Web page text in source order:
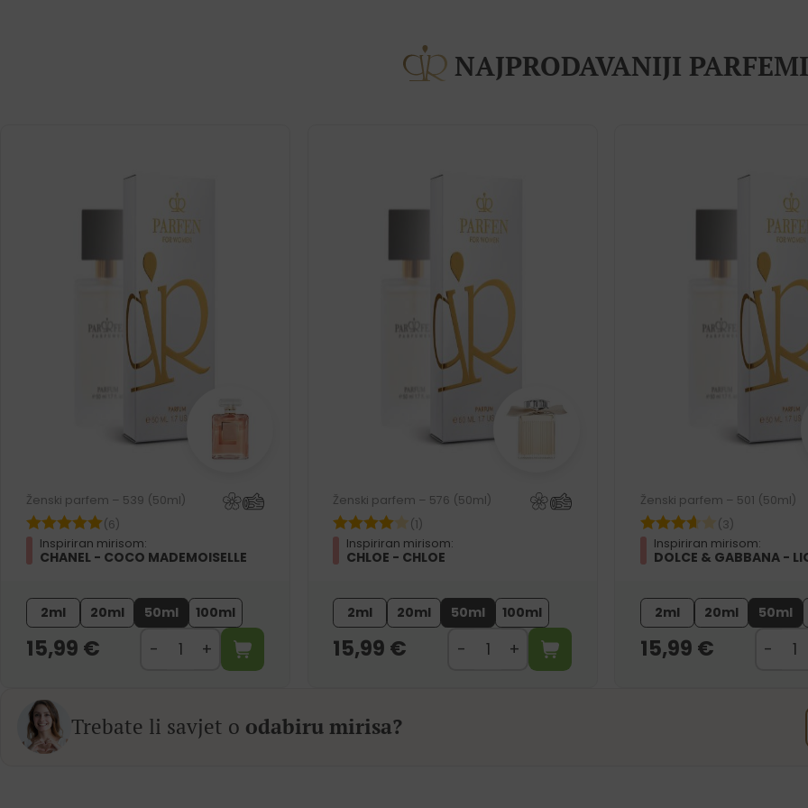
NAJPRODAVANIJI PARFEMI
Ženski parfem – 539 (50ml)
(6)
Inspiriran mirisom:
CHANEL - COCO MADEMOISELLE
2ml 20ml 50ml 100ml
15,99 €
Ženski parfem – 576 (50ml)
(1)
Inspiriran mirisom:
CHLOE - CHLOE
2ml 20ml 50ml 100ml
15,99 €
Ženski parfem – 501 (50ml)
(3)
Inspiriran mirisom:
DOLCE & GABBANA -
2ml 20ml 50ml
15,99 €
Trebate li savjet o odabiru mirisa?